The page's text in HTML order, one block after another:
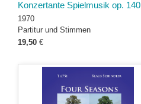
Konzertante Spielmusik op. 140
1970
Partitur und Stimmen
19,50 €